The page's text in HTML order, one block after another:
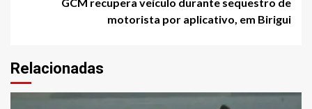
motorista por aplicativo, em Birigui
Relacionadas